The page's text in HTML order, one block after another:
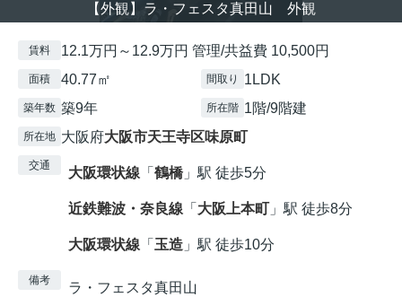
【外観】ラ・フェスタ真田山 外観
賃料 12.1万円～12.9万円 管理/共益費 10,500円
面積 40.77㎡ 間取り 1LDK
築年数 築9年 所在階 1階/9階建
所在地 大阪府大阪市天王寺区味原町
交通 大阪環状線 「 鶴橋」駅 徒歩5分
近鉄難波・奈良線 「 大阪上本町 」駅 徒歩8分
大阪環状線 「 玉造 」駅 徒歩10分
備考 ラ・フェスタ真田山